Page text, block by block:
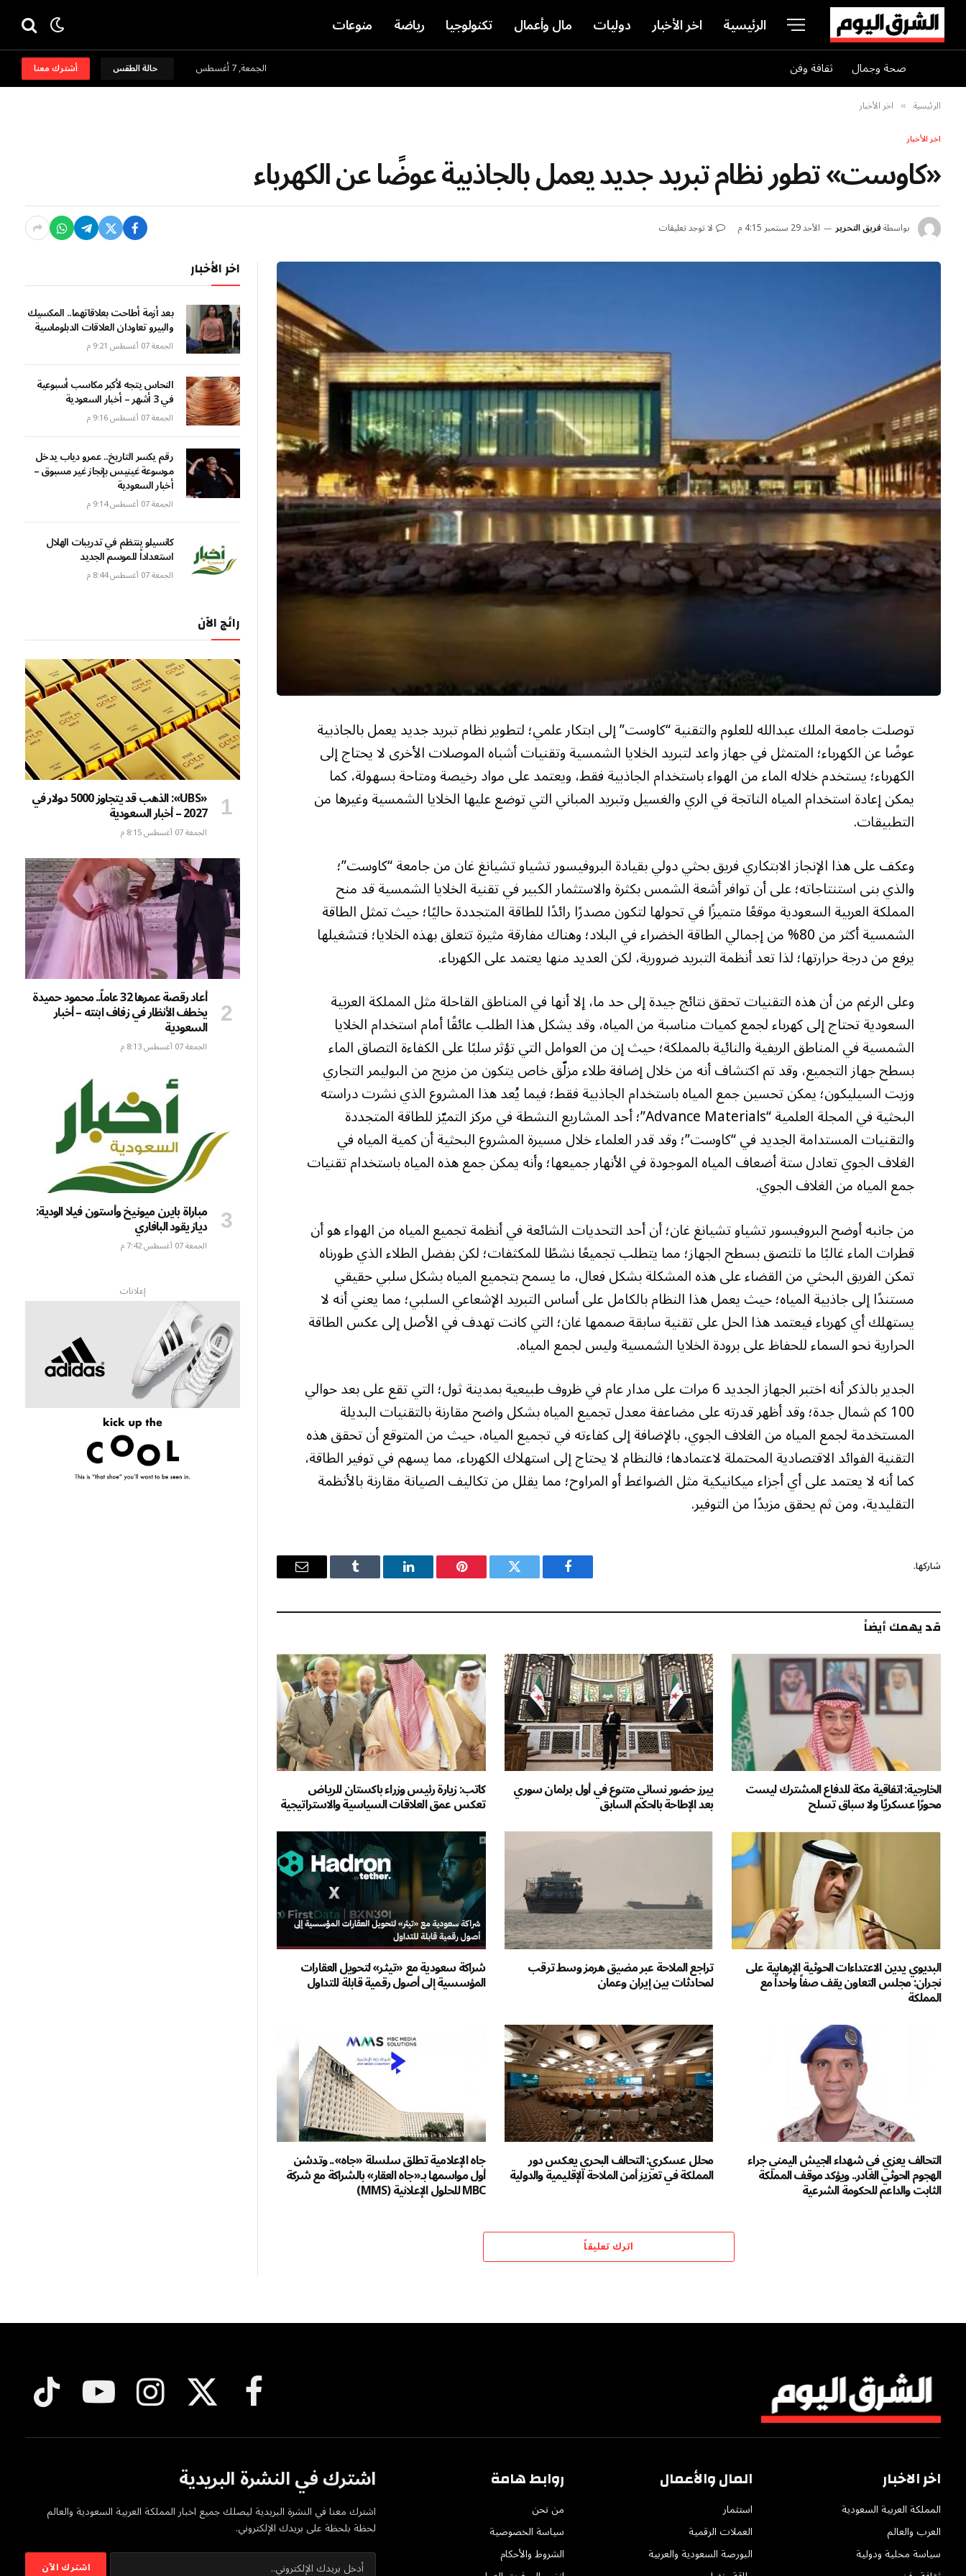
الرئيسية اخر الأخبار دوليات مال وأعمال تكنولوجيا رياضة منوعات
صحة وجمال ثقافة وفن الجمعة, 7 أغسطس حالة الطقس أشترك معنا
الرئيسية » اخر الأخبار
اخر الأخبار
«كاوست» تطور نظام تبريد جديد يعمل بالجاذبية عوضًا عن الكهرباء
بواسطةفريق التحرير الأحد 29 سبتمبر 4:15 م لا توجد تعليقات
توصلت جامعة الملك عبدالله للعلوم والتقنية “كاوست” إلى ابتكار علمي؛ لتطوير نظام تبريد جديد يعمل بالجاذبية
عوضًا عن الكهرباء؛ المتمثل في جهاز واعد لتبريد الخلايا الشمسية وتقنيات أشباه الموصلات الأخرى لا يحتاج إلى
الكهرباء؛ يستخدم خلاله الماء من الهواء باستخدام الجاذبية فقط، ويعتمد على مواد رخيصة ومتاحة بسهولة، كما
يمكن إعادة استخدام المياه الناتجة في الري والغسيل وتبريد المباني التي توضع عليها الخلايا الشمسية وغيرها من
التطبيقات.
وعكف على هذا الإنجاز الابتكاري فريق بحثي دولي بقيادة البروفيسور تشياو تشيانغ غان من جامعة “كاوست”؛
والذي بنى استنتاجاته؛ على أن توافر أشعة الشمس بكثرة والاستثمار الكبير في تقنية الخلايا الشمسية قد منح
المملكة العربية السعودية موقعًا متميزًا في تحولها لتكون مصدرًا رائدًا للطاقة المتجددة حاليًا؛ حيث تمثل الطاقة
الشمسية أكثر من 80% من إجمالي الطاقة الخضراء في البلاد؛ وهناك مفارقة مثيرة تتعلق بهذه الخلايا؛ فتشغيلها
يرفع من درجة حرارتها؛ لذا تعد أنظمة التبريد ضرورية، لكن العديد منها يعتمد على الكهرباء.
وعلى الرغم من أن هذه التقنيات تحقق نتائج جيدة إلى حد ما، إلا أنها في المناطق القاحلة مثل المملكة العربية
السعودية تحتاج إلى كهرباء لجمع كميات مناسبة من المياه، وقد يشكل هذا الطلب عائقًا أمام استخدام الخلايا
الشمسية في المناطق الريفية والنائية بالمملكة؛ حيث إن من العوامل التي تؤثر سلبًا على الكفاءة التصاق الماء
بسطح جهاز التجميع، وقد تم اكتشاف أنه من خلال إضافة طلاء مزلّق خاص يتكون من مزيج من البوليمر التجاري
وزيت السيليكون؛ يمكن تحسين جمع المياه باستخدام الجاذبية فقط؛ فيما يُعد هذا المشروع الذي نشرت دراسته
البحثية في المجلة العلمية “Advance Materials”؛ أحد المشاريع النشطة في مركز التميّز للطاقة المتجددة
والتقنيات المستدامة الجديد في “كاوست”؛ وقد قدر العلماء خلال مسيرة المشروع البحثية أن كمية المياه في
الغلاف الجوي تعادل ستة أضعاف المياه الموجودة في الأنهار جميعها؛ وأنه يمكن جمع هذه المياه باستخدام تقنيات
جمع المياه من الغلاف الجوي.
من جانبه أوضح البروفيسور تشياو تشيانغ غان؛ أن أحد التحديات الشائعة في أنظمة تجميع المياه من الهواء هو أن
قطرات الماء غالبًا ما تلتصق بسطح الجهاز؛ مما يتطلب تجميعًا نشطًا للمكثفات؛ لكن بفضل الطلاء الذي طورناه
تمكن الفريق البحثي من القضاء على هذه المشكلة بشكل فعال، ما يسمح بتجميع المياه بشكل سلبي حقيقي
مستندًا إلى جاذبية المياه؛ حيث يعمل هذا النظام بالكامل على أساس التبريد الإشعاعي السلبي؛ مما يعني أنه لا
يستهلك أي كهرباء فيعتمد هذا الحل على تقنية سابقة صممها غان؛ التي كانت تهدف في الأصل إلى عكس الطاقة
الحرارية نحو السماء للحفاظ على برودة الخلايا الشمسية وليس لجمع المياه.
الجدير بالذكر أنه اختبر الجهاز الجديد 6 مرات على مدار عام في ظروف طبيعية بمدينة ثول؛ التي تقع على بعد حوالي
100 كم شمال جدة؛ وقد أظهر قدرته على مضاعفة معدل تجميع المياه بشكل واضح مقارنة بالتقنيات البديلة
المستخدمة لجمع المياه من الغلاف الجوي، بالإضافة إلى كفاءته في تجميع المياه، حيث من المتوقع أن تحقق هذه
التقنية الفوائد الاقتصادية المحتملة لاعتمادها؛ فالنظام لا يحتاج إلى استهلاك الكهرباء، مما يسهم في توفير الطاقة،
كما أنه لا يعتمد على أي أجزاء ميكانيكية مثل الضواغط أو المراوح؛ مما يقلل من تكاليف الصيانة مقارنة بالأنظمة
التقليدية، ومن ثم يحقق مزيدًا من التوفير.
شاركها.
فيسبوك تويتر بينتيريستلينكدإن Tumblr
البريد
قد يهمك أيضاً
الخارجية: اتفاقية مكة للدفاع المشترك ليست
محورًا عسكريًا ولا سباق تسلح
يبرز حضور نسائي متنوع في أول برلمان سوري
بعد الإطاحة بالحكم السابق
كاتب: زيارة رئيس وزراء باكستان للرياض
تعكس عمق العلاقات السياسية والاستراتيجية
البديوي يدين الاعتداءات الحوثية الإرهابية على
نجران: مجلس التعاون يقف صفاً واحداً مع
المملكة
تراجع الملاحة عبر مضيق هرمز وسط ترقب
لمحادثات بين إيران وعمان
شراكة سعودية مع «تيثر» لتحويل العقارات
المؤسسية إلى أصول رقمية قابلة للتداول
التحالف يعزي في شهداء الجيش اليمني جراء
الهجوم الحوثي الغادر.. ويؤكد موقف المملكة
الثابت والداعم للحكومة الشرعية
محلل عسكري: التحالف البحري يعكس دور
المملكة في تعزيز أمن الملاحة الإقليمية والدولية
جاه الإعلامية تطلق سلسلة «جاه».. وتدشن
أول مواسمها بـ«جاه العقار» بالشراكة مع شركة
MBC للحلول الإعلانية (MMS)
اترك تعليقاً
اخر الأخبار
بعد أزمة أطاحت بعلاقاتهما.. المكسيك
والبيرو تعاودان العلاقات الدبلوماسية
الجمعة 07 أغسطس 9:21 م
النحاس يتجه لأكبر مكاسب أسبوعية
في 3 أشهر – أخبار السعودية
الجمعة 07 أغسطس 9:16 م
رقم يكسر التاريخ.. عمرو دياب يدخل
موسوعة غينيس بإنجاز غير مسبوق –
أخبار السعودية
الجمعة 07 أغسطس 9:14 م
كانسيلو ينتظم في تدريبات الهلال
استعداداً للموسم الجديد
الجمعة 07 أغسطس 8:44 م
رائج الآن
«UBS»: الذهب قد يتجاوز 5000 دولار في
2027 – أخبار السعودية
الجمعة 07 أغسطس 8:15 م
أعاد رقصة عمرها 32 عاماً.. محمود حميدة
يخطف الأنظار في زفاف ابنته – أخبار
السعودية
الجمعة 07 أغسطس 8:13 م
مباراة بايرن ميونيخ وأستون فيلا الودية:
دياز يقود البافاري
الجمعة 07 أغسطس 7:42 م
إعلانات
فيسبوك X الانستغرام يوتيوب تيكتوك
اخر الاخبار
المملكة العربية السعودية
العرب والعالم
سياسة محلية ودولية
المال والأعمال
استثمار
العملات الرقمية
البورصة السعودية والعربية
روابط هامة
من نحن
سياسة الخصوصية
الشروط والأحكام
اشترك في النشرة البريدية
اشترك معنا في النشرة البريدية ليصلك جميع اخبار المملكة العربية السعودية والعالم
لحظة بلحظة على بريدك الإلكتروني.